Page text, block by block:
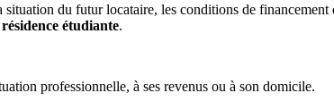
du futur locataire, les conditions de
résidence étudiante.
professionnelle, à ses revenus ou à son domicile.